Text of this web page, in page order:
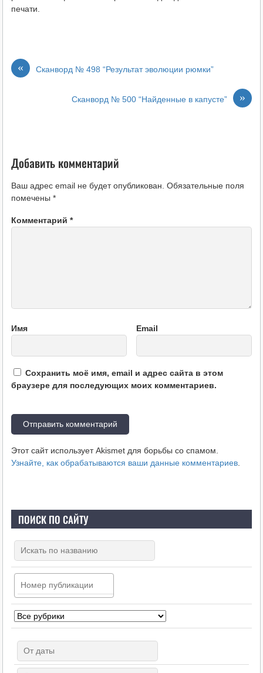
печати.
« Сканворд № 498 “Результат эволюции рюмки”
»
Сканворд № 500 “Найденные в капусте”
Добавить комментарий
Ваш адрес email не будет опубликован. Обязательные поля
помечены *
Комментарий *
Имя Email
Сохранить моё имя, email и адрес сайта в этом
браузере для последующих моих комментариев.
Этот сайт использует Akismet для борьбы со спамом.
Узнайте, как обрабатываются ваши данные комментариев.
ПОИСК ПО САЙТУ